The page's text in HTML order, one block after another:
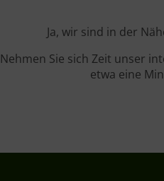
Ja, wir sind in der
Nehmen Sie sich Zeit unser
etwa eine